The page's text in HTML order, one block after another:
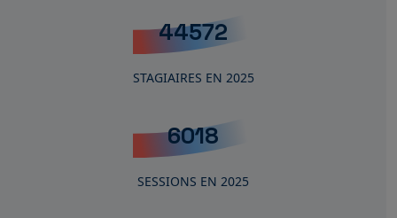
45103
STAGIAIRES EN 2025
6097
SESSIONS EN 2025